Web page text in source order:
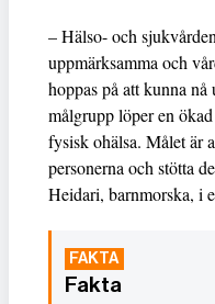
– Hälso- och
uppmärksamma och
hoppas på att kunna
målgrupp löper en
fysisk ohälsa. Målet är
personerna och stötta
Heidari, barnmorska, i
Fakta